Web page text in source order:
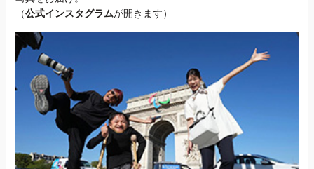
（公式インスタグラムが開きます）